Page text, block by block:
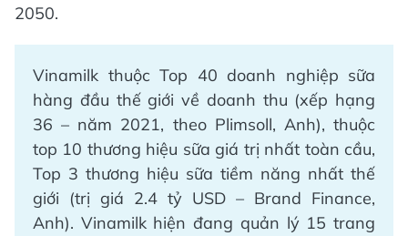
2050.
Vinamilk thuộc Top 40 doanh nghiệp sữa
hàng đầu thế giới về doanh thu (xếp hạng
36 – năm 2021, theo Plimsoll, Anh), thuộc
top 10 thương hiệu sữa giá trị nhất toàn cầu,
Top 3 thương hiệu sữa tiềm năng nhất thế
giới (trị giá 2.4 tỷ USD – Brand Finance,
Anh). Vinamilk hiện đang quản lý 15 trang